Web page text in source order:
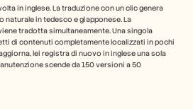
in inglese. La traduzione con un clic genera
in tedesco e giapponese. La
tradotta simultaneamente. Una singola
di contenuti completamente localizzati in pochi
lei registra di nuovo in inglese una sola
scende da 150 versioni a 50